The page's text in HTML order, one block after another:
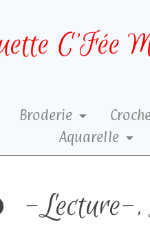
C’Fée
Broderie
Aquarelle
-Lecture-,